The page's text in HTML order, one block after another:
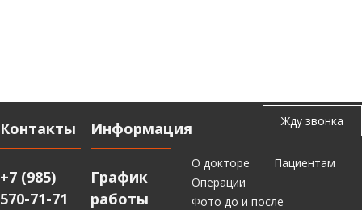
Контакты
+7 (985)
570-71-71
Информация
График
работы
О докторе
Пациентам
Операции
Фото до и после